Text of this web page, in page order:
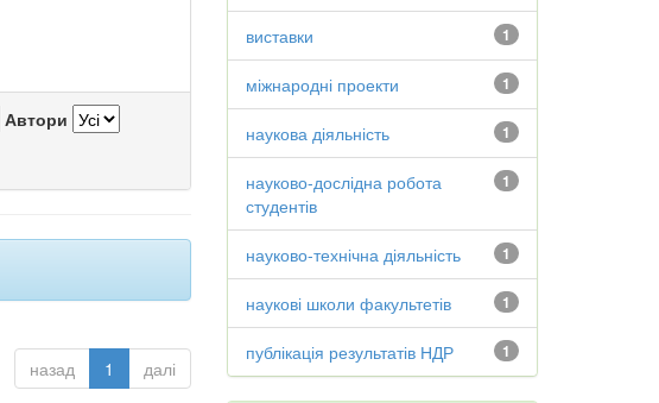
Автори
назад 1 далі
1
виставки
1
міжнародні проекти
1
наукова діяльність
1
науково-дослідна робота
студентів
1
науково-технічна діяльність
1
наукові школи факультетів
1
публікація результатів НДР